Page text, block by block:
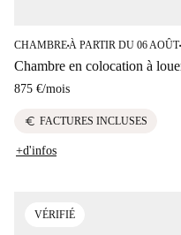
CHAMBRE■À PARTIR DU 06 AOÛT■
Chambre en colocation à
875 €/mois
euro FACTURES INCLUSES
+d'infos
VÉRIFIÉ